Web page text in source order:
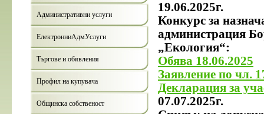
Административни услуги
ЕлектронниАдмУслуги
Търгове и обявления
Профил на купувача
Общинска собственост
19.06.2025г.
Конкурс за
администрация
„Екология“:
Обява 18.06.2025
Заявление по чл.
Декларация за
07.07.2025г.